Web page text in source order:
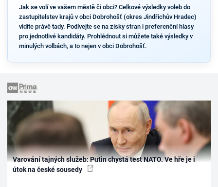
Jak se volí ve vašem městě či obci? Celkové výsledky voleb do
zastupitelstev krajů v obci Dobrohošť (okres Jindřichův Hradec)
vidíte právě tady. Podívejte se na zisky stran i preferenční hlasy
pro jednotlivé kandidáty. Prohlédnout si můžete také výsledky v
minulých volbách, a to nejen v obci Dobrohošť.
Varování tajných služeb: Putin chystá test NATO. Ve hře je i
útok na české sousedy